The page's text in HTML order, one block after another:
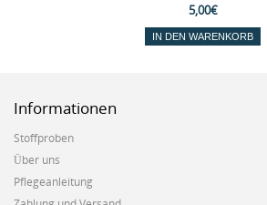
5,00€
IN DEN WARENKORB
Informationen
Stoffproben
Über uns
Pflegeanleitung